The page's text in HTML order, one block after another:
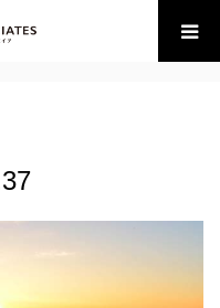
ブランド名言集 Vol.37